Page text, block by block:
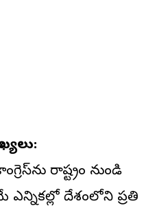
రాష్ట్రం నుండి
దేశంలోని ప్రతి